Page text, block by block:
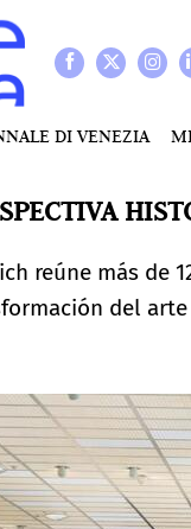
DI VENEZIA
reúne más de
del